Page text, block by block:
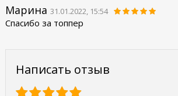
Марина 31.01.2022, 15:54
Спасибо за топпер
Написать отзыв